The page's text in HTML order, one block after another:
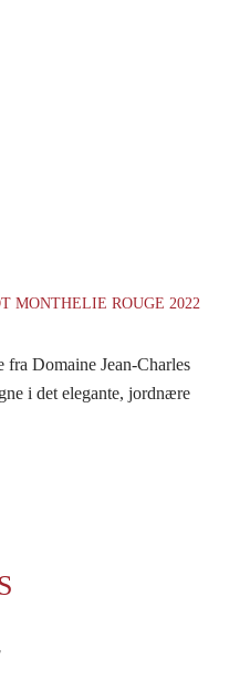
MONTHELIE ROUGE 2022
fra Domaine Jean-Charles
i det elegante, jordnære